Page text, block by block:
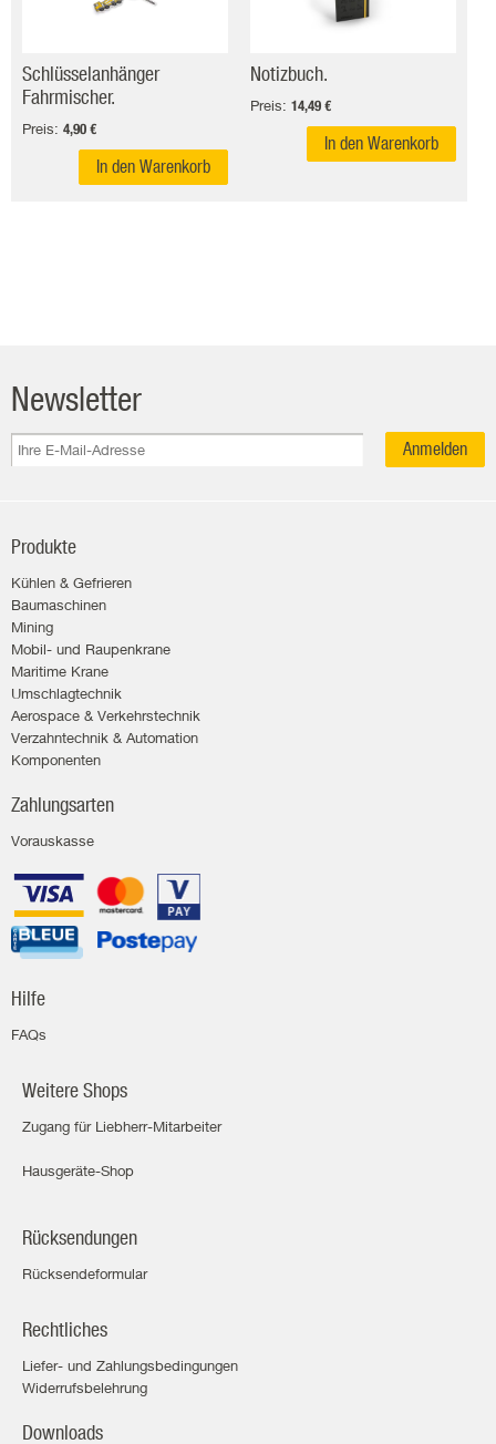
Schlüsselanhänger
Fahrmischer.
Preis: 4,90 €
In den Warenkorb
Notizbuch.
Preis: 14,49 €
In den Warenkorb
Newsletter
Anmelden
Produkte
Kühlen & Gefrieren
Baumaschinen
Mining
Mobil- und Raupenkrane
Maritime Krane
Umschlagtechnik
Aerospace & Verkehrstechnik
Verzahntechnik & Automation
Komponenten
Zahlungsarten
Vorauskasse
Hilfe
FAQs
Weitere Shops
Zugang für Liebherr-Mitarbeiter
Hausgeräte-Shop
Rücksendungen
Rücksendeformular
Rechtliches
Liefer- und Zahlungsbedingungen
Widerrufsbelehrung
Downloads